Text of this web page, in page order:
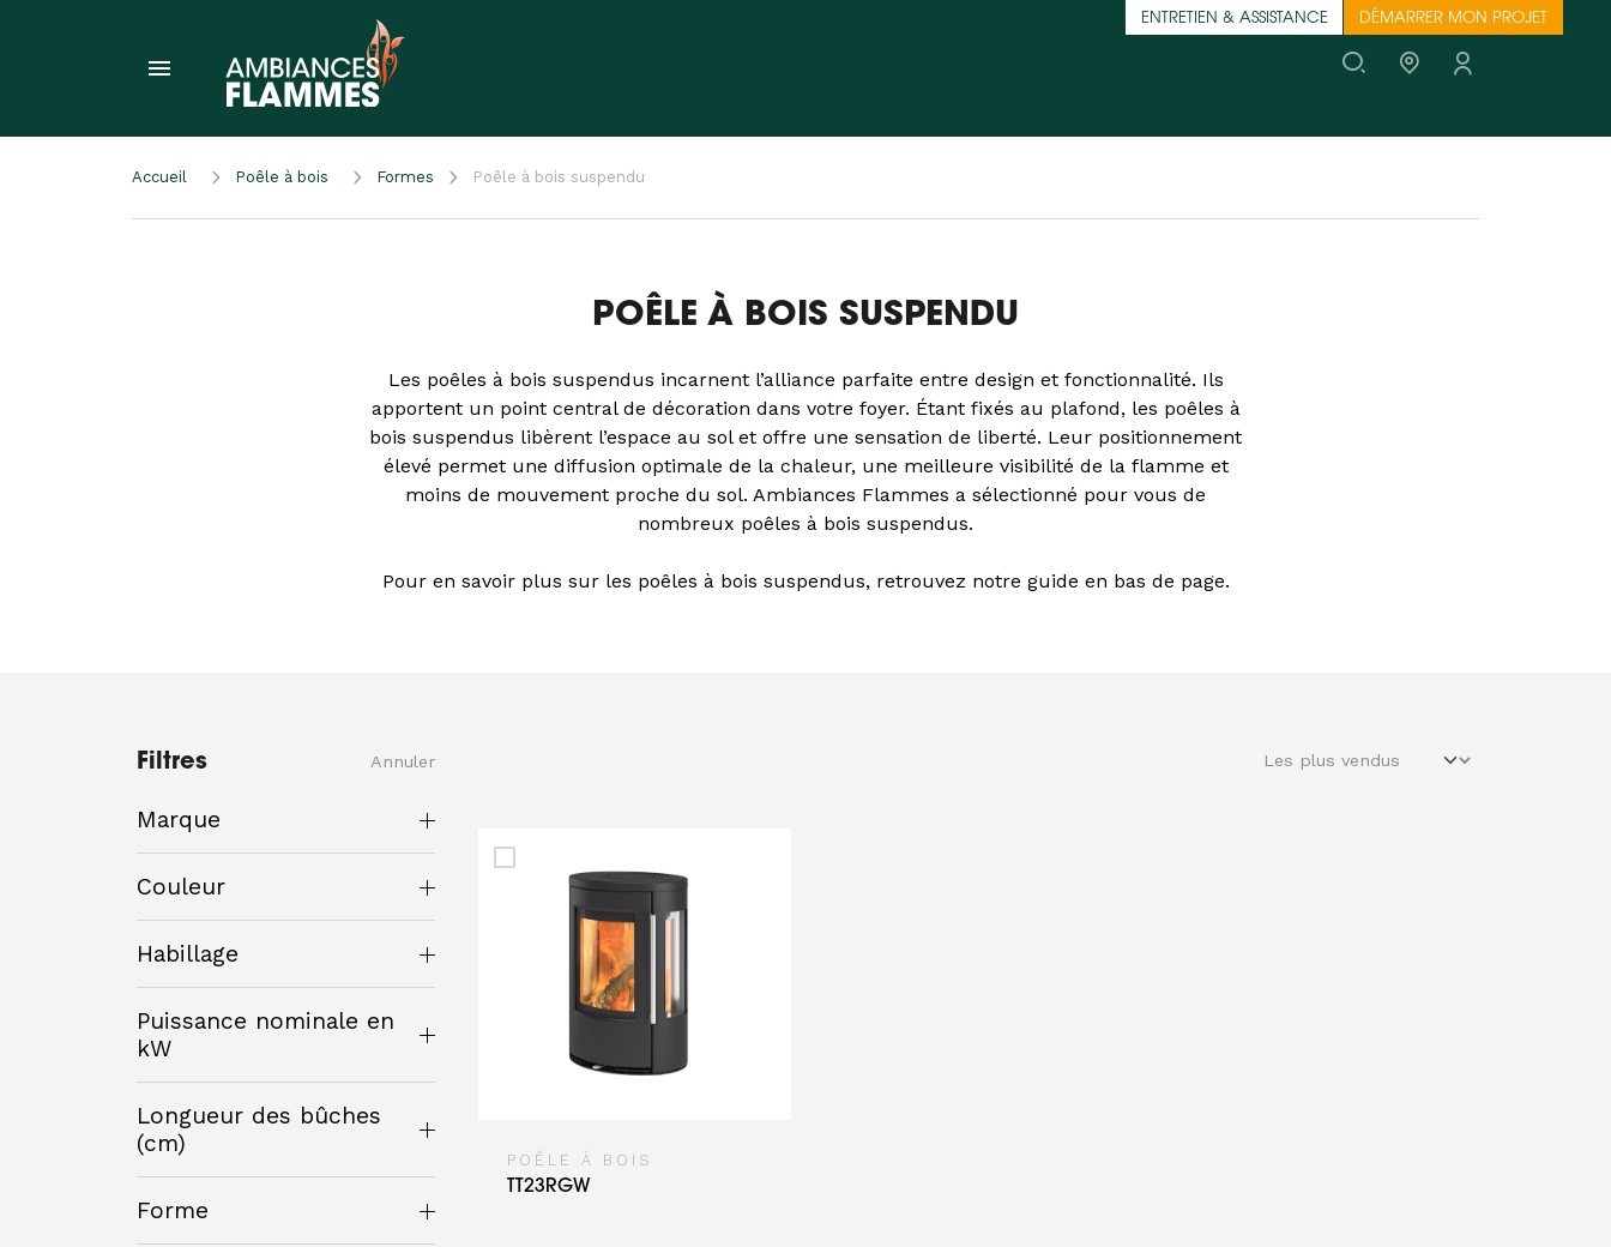
ENTRETIEN & ASSISTANCE DÉMARRER MON PROJET
Accueil Poêle à bois Formes Poêle à bois suspendu
POÊLE À BOIS SUSPENDU
Les poêles à bois suspendus incarnent l’alliance parfaite entre design et fonctionnalité. Ils
apportent un point central de décoration dans votre foyer. Étant fixés au plafond, les poêles à
bois suspendus libèrent l’espace au sol et offre une sensation de liberté. Leur positionnement
élevé permet une diffusion optimale de la chaleur, une meilleure visibilité de la flamme et
moins de mouvement proche du sol. Ambiances Flammes a sélectionné pour vous de
nombreux poêles à bois suspendus.
Pour en savoir plus sur les poêles à bois suspendus, retrouvez notre guide en bas de page.
Filtres Annuler
Marque
Couleur
Habillage
Puissance nominale en
kW
Longueur des bûches
(cm)
Forme
POÊLE À BOIS
TT23RGW